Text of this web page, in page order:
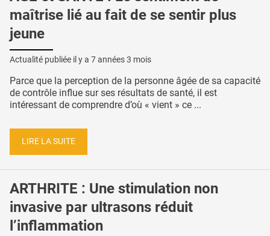
maîtrise lié au fait de se sentir plus
jeune
Actualité publiée il y a 7 années 3 mois
Parce que la perception de la personne âgée de sa capacité
de contrôle influe sur ses résultats de santé, il est
intéressant de comprendre d’où « vient » ce ...
LIRE LA SUITE
ARTHRITE : Une stimulation non
invasive par ultrasons réduit
l’inflammation